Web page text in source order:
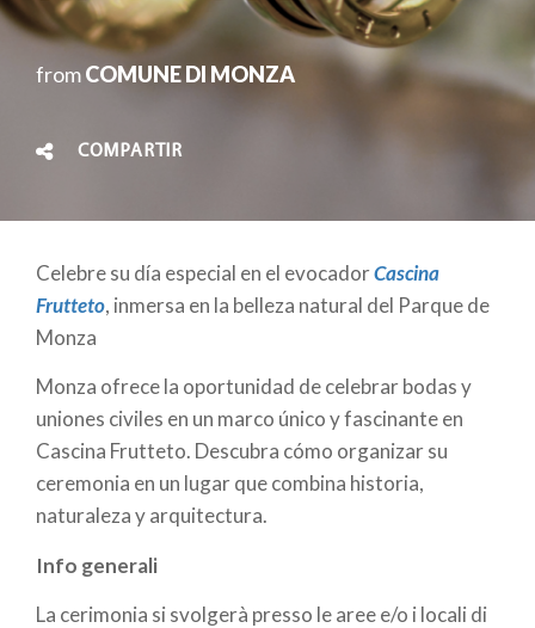
fromCOMUNE DI MONZA
COMPARTIR
Celebre su día especial en el evocadorCascina
Frutteto, inmersa en la belleza natural del Parque de
Monza
Monza ofrece la oportunidad de celebrar bodas y
uniones civiles en un marco único y fascinante en
Cascina Frutteto. Descubra cómo organizar su
ceremonia en un lugar que combina historia,
naturaleza y arquitectura.
Info generali
La cerimonia si svolgerà presso le aree e/o i locali di